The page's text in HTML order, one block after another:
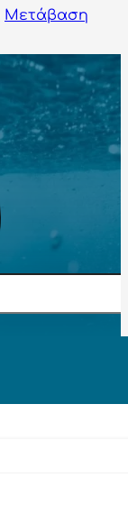
Μετάβαση